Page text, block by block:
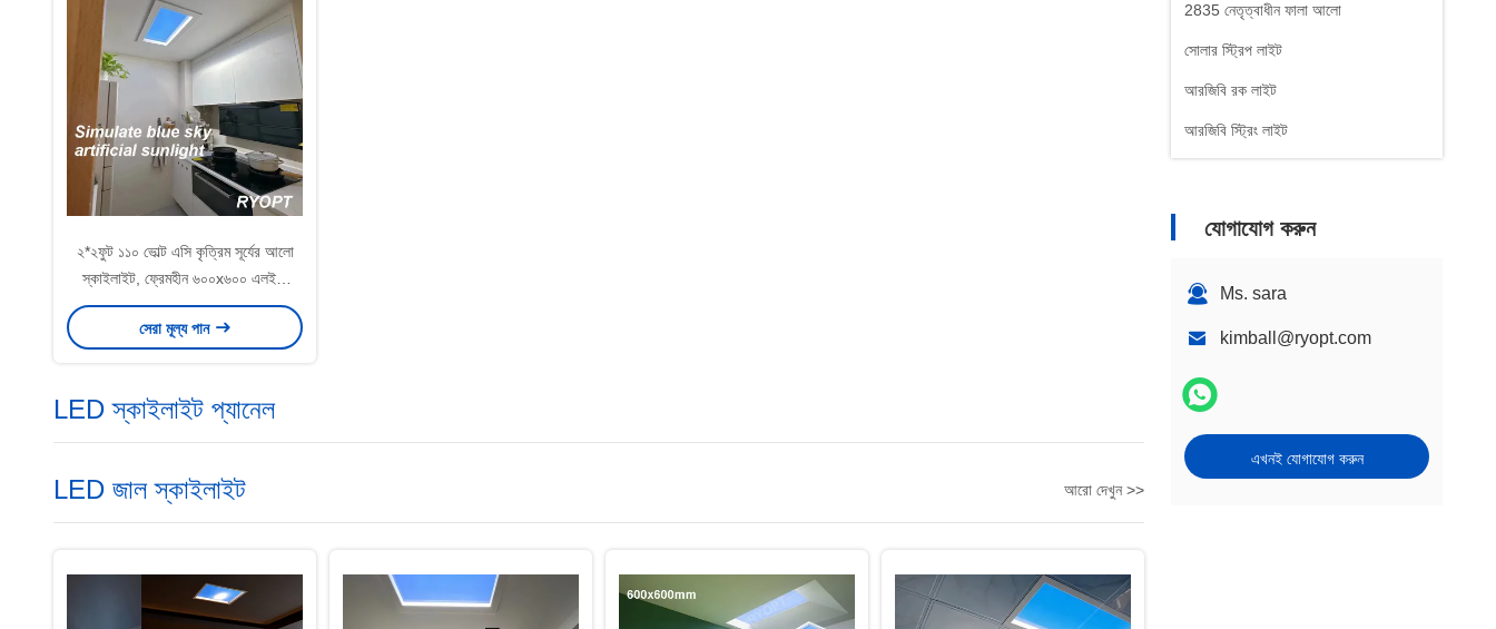
2835 নেতৃত্বাধীন ফালা আলো
সোলার স্ট্রিপ লাইট
আরজিবি রক লাইট
আরজিবি স্ট্রিং লাইট
যোগাযোগ করুন
Ms. sara
kimball@ryopt.com
এখনই যোগাযোগ করুন
২*২ফুট ১১০ ভোল্ট এসি কৃত্রিম সূর্যের আলো
স্কাইলাইট, ফ্রেমহীন ৬০০x৬০০ এলইডি
প্যানেল লাইট
সেরা মূল্য পান
LED স্কাইলাইট প্যানেল
LED জাল স্কাইলাইট আরো দেখুন >>